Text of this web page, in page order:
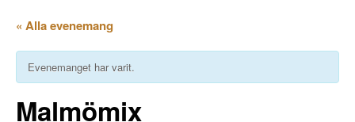
« Alla evenemang
Evenemanget har varit.
Malmömix